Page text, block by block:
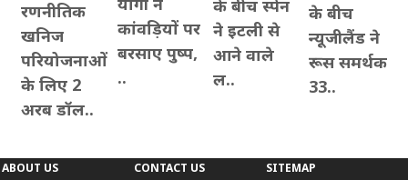
रणनीतिक
खनिज
परियोजनाओं
के लिए 2
अरब डॉल..
कांवड़ियों पर
बरसाए पुष्प,
..
के बीच स्पेन
ने इटली से
आने वाले
ल..
के बीच
न्यूजीलैंड ने
रूस समर्थक
33..
ABOUT US
CONTACT US
SITEMAP